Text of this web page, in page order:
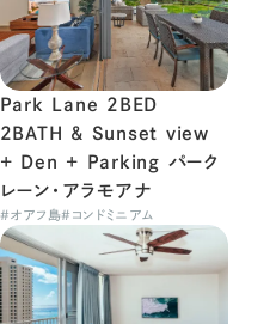
Park Lane 2BED
2BATH & Sunset view
+ Den + Parking パーク
レーン・アラモアナ
#オアフ島# コンドミニアム